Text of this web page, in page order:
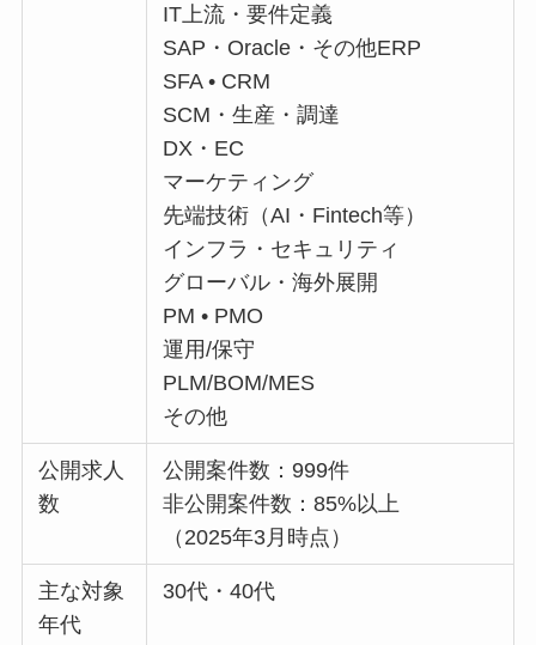
IT上流・要件定義
SAP・Oracle・その他ERP
SFA • CRM
SCM・生産・調達
DX・EC
マーケティング
先端技術（AI・Fintech等）
インフラ・セキュリティ
グローバル・海外展開
PM • PMO
運用/保守
PLM/BOM/MES
その他
公開求人
数
公開案件数：999件
非公開案件数：85%以上
（2025年3月時点）
主な対象
年代
30代・40代